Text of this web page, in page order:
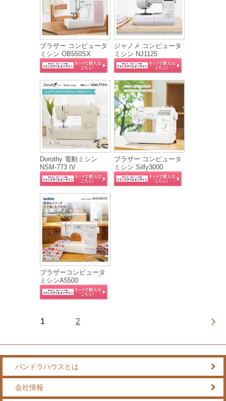
ブラザー コンピュータ
ミシン OB550SX
ジャノメ コンピュータ
ミシン NJ1125
Dorothy 電動ミシン
NSM-773 IV
ブラザー コンピュータ
ミシン Silfy3000
ブラザーコンピュータ
ミシンA5500
1 2
パンドラハウスとは
会社情報